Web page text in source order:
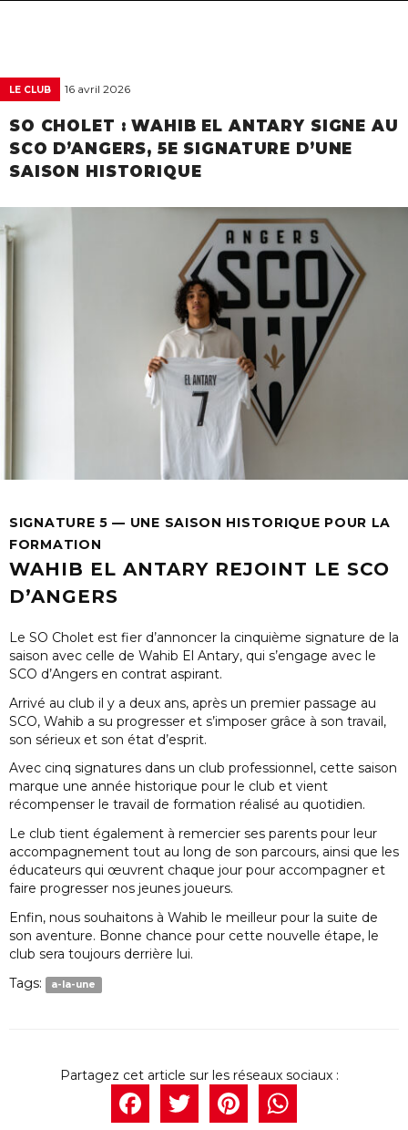
LE CLUB 16 avril 2026
SO CHOLET : WAHIB EL ANTARY SIGNE AU
SCO D’ANGERS, 5E SIGNATURE D’UNE
SAISON HISTORIQUE
SIGNATURE 5 — UNE SAISON HISTORIQUE POUR LA
FORMATION
WAHIB EL ANTARY REJOINT LE SCO
D’ANGERS
Le SO Cholet est fier d’annoncer la cinquième signature de la
saison avec celle de Wahib El Antary, qui s’engage avec le
SCO d’Angers en contrat aspirant.
Arrivé au club il y a deux ans, après un premier passage au
SCO, Wahib a su progresser et s’imposer grâce à son travail,
son sérieux et son état d’esprit.
Avec cinq signatures dans un club professionnel , cette saison
marque une année historique pour le club et vient
récompenser le travail de formation réalisé au quotidien.
Le club tient également à remercier ses parents pour leur
accompagnement tout au long de son parcours, ainsi que les
éducateurs qui œuvrent chaque jour pour accompagner et
faire progresser nos jeunes joueurs.
Enfin, nous souhaitons à Wahib le meilleur pour la suite de
son aventure. Bonne chance pour cette nouvelle étape, le
club sera toujours derrière lui.
Tags:
a-la-une
Facebook
Twitter